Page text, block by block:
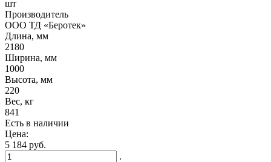
шт
Производитель
ООО ТД «Беротек»
Длина, мм
2180
Ширина, мм
1000
Высота, мм
220
Вес, кг
841
Есть в наличии
Цена:
5 184 руб.
.